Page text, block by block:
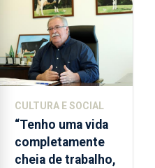
CULTURA E SOCIAL
“Tenho uma vida
completamente
cheia de trabalho,